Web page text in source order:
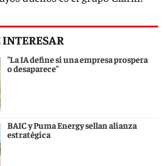
"La IA define si una empresa prospera
o desaparece"
BAIC y Puma Energy sellan alianza
estratégica